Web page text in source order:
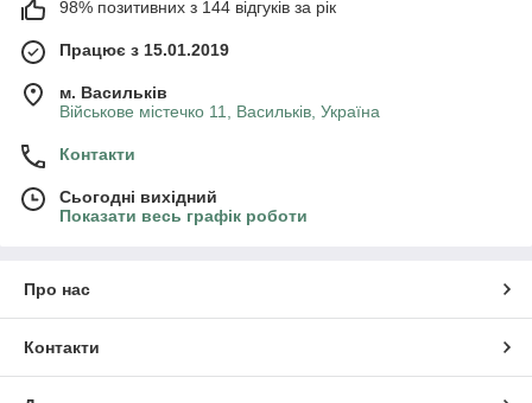
98% позитивних з 144 відгуків за рік
Працює з 15.01.2019
м. Васильків
Військове містечко 11, Васильків, Україна
Контакти
Сьогодні вихідний
Показати весь графік роботи
Про нас
Контакти